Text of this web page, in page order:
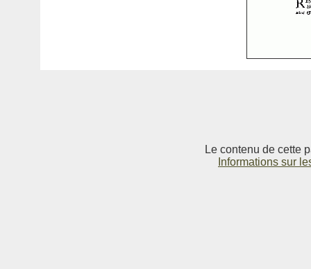
Le contenu de cette
Informations sur